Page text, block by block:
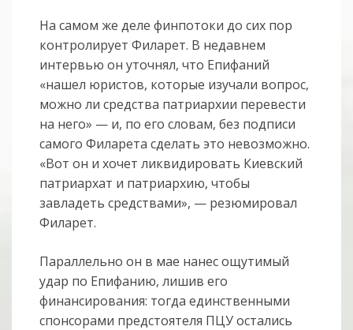
На самом же деле финпотоки до сих пор
контролирует Филарет. В недавнем
интервью он уточнял, что Епифаний
«нашел юристов, которые изучали вопрос,
можно ли средства патриархии перевести
на него» — и, по его словам, без подписи
самого Филарета сделать это невозможно.
«Вот он и хочет ликвидировать Киевский
патриархат и патриархию, чтобы
завладеть средствами», — резюмировал
Филарет.
Параллельно он в мае нанес ощутимый
удар по Епифанию, лишив его
финансирования: тогда единственными
спонсорами предстоятеля ПЦУ остались